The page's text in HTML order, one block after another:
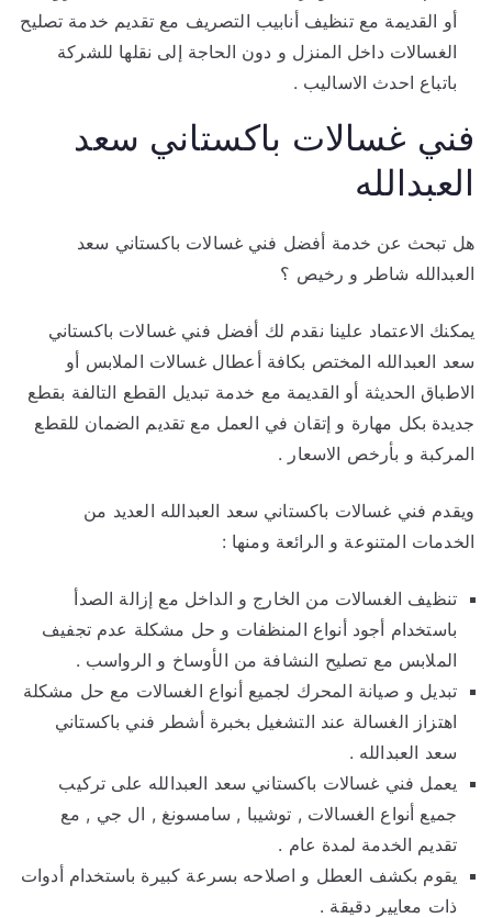
أو القديمة مع تنظيف أنابيب التصريف مع تقديم خدمة تصليح
الغسالات داخل المنزل و دون الحاجة إلى نقلها للشركة
باتباع احدث الاساليب .
فني غسالات باكستاني سعد
العبدالله
هل تبحث عن خدمة أفضل فني غسالات باكستاني سعد
العبدالله شاطر و رخيص ؟
يمكنك الاعتماد علينا نقدم لك أفضل فني غسالات باكستاني
سعد العبدالله المختص بكافة أعطال غسالات الملابس أو
الاطباق الحديثة أو القديمة مع خدمة تبديل القطع التالفة بقطع
جديدة بكل مهارة و إتقان في العمل مع تقديم الضمان للقطع
المركبة و بأرخص الاسعار .
ويقدم فني غسالات باكستاني سعد العبدالله العديد من
الخدمات المتنوعة و الرائعة ومنها :
تنظيف الغسالات من الخارج و الداخل مع إزالة الصدأ
باستخدام أجود أنواع المنظفات و حل مشكلة عدم تجفيف
الملابس مع تصليح النشافة من الأوساخ و الرواسب .
تبديل و صيانة المحرك لجميع أنواع الغسالات مع حل مشكلة
اهتزاز الغسالة عند التشغيل بخبرة أشطر فني باكستاني
سعد العبدالله .
يعمل فني غسالات باكستاني سعد العبدالله على تركيب
جميع أنواع الغسالات , توشيبا , سامسونغ , ال جي , مع
تقديم الخدمة لمدة عام .
يقوم بكشف العطل و اصلاحه بسرعة كبيرة باستخدام أدوات
ذات معايير دقيقة .